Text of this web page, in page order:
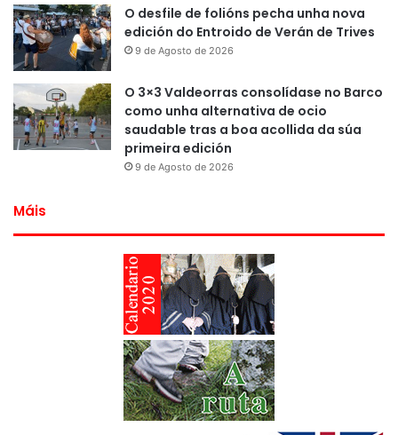
O desfile de folións pecha unha nova
edición do Entroido de Verán de Trives
9 de Agosto de 2026
O 3×3 Valdeorras consolídase no Barco
como unha alternativa de ocio
saudable tras a boa acollida da súa
primeira edición
9 de Agosto de 2026
Máis